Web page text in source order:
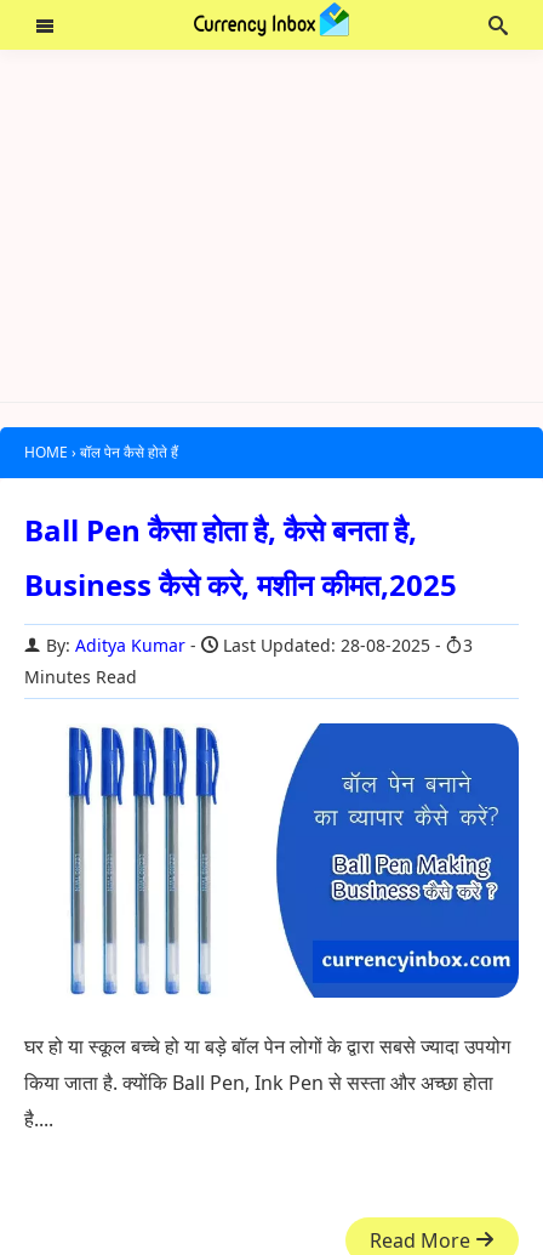
HOME › बॉल पेन कैसे होते हैं
Ball Pen कैसा होता है, कैसे बनता है,
Business कैसे करे, मशीन कीमत,2025
By: Aditya Kumar Last Updated: 28-08-2025
3
Minutes Read
घर हो या स्कूल बच्चे हो या बड़े बॉल पेन लोगों के द्वारा सबसे ज्यादा उपयोग
किया जाता है. क्योंकि Ball Pen, Ink Pen से सस्ता और अच्छा होता
है....
Read More